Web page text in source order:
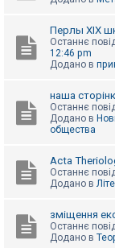
Перлы ХІХ
Останнє
12:46 pm
Додано в
наша
Останнє
Додано в
общества
Acta
Останнє
Додано в
зміщення
Останнє
Додано в